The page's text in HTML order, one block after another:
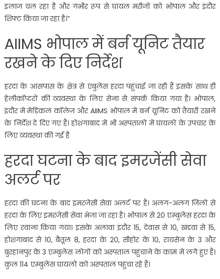
इलाज चल रहा है और गंभीर रूप से घायल मरीजों को भोपाल और इंदौर
शिफ्ट किया जा रहा है।”
AIIMS भोपाल में बर्न यूनिट तैयार
रखने के दिए निर्देश
हरदा के आसपास के क्षेत्र से एंबुलेंस हरदा पहुंचाई जा रही हैं इसके साथ ही
हेलीकॉप्टरों की व्यवस्था के लिए सेना से संपर्क किया गया है। भोपाल,
इंदौर में मेडिकल कॉलेज और AIIMS भोपाल में बर्न यूनिट को तैयारी रखने
के निर्देश दे दिए गए हैं। होशंगाबाद में भी अस्पतालों में घायलों के उपचार के
लिए व्यवस्था की गई है
हरदा घटना के बाद इमरजेंसी सेवा
अलर्ट पर
हरदा की घटना के बाद इमरजेंसी सेवा अलर्ट पर है। अलग-अलग जिलों से
हरदा के लिए इमरजेंसी सेवा भेजा जा रहा है। भोपाल से 20 एम्बुलेंस हरदा के
लिए रवाना किया गया। इसके अलावा इंदौर 15, देवास से 10, खंडवा से 15,
होशंगाबाद से 10, बैतूल 8, हरदा के 20, सीहोर के 10, रायसेन के 3 और
बुरहानपुर के 3 एम्बुलेंस लोगों को अस्पताल पहुंचाने के काम में लगे हुए हैं।
कुल 114 एम्बुलेंस घायलों को अस्पताल पहुंचा रहे हैं।